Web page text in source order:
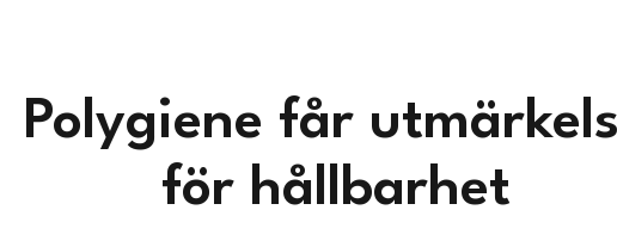
Polygiene får
för hållbarhet